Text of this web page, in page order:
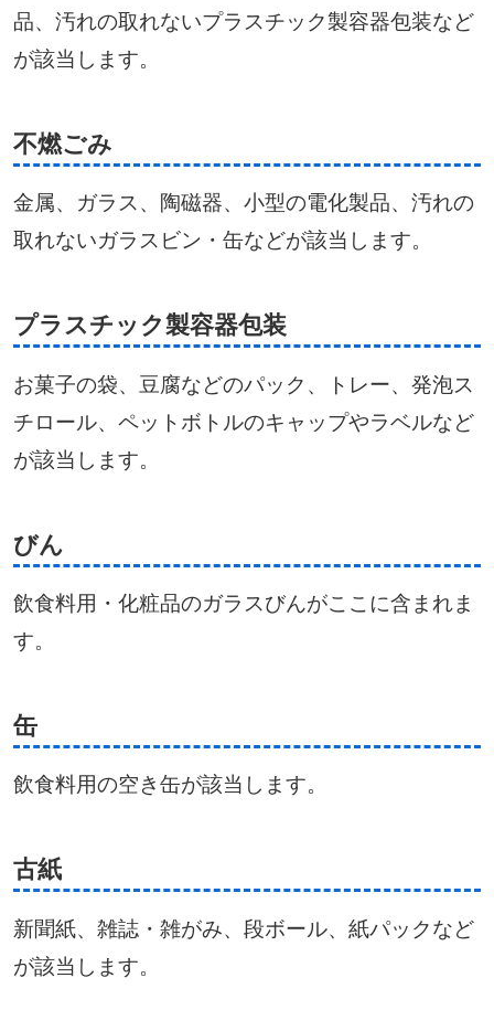
品、汚れの取れないプラスチック製容器包装など
が該当します。
不燃ごみ
金属、ガラス、陶磁器、小型の電化製品、汚れの
取れないガラスビン・缶などが該当します。
プラスチック製容器包装
お菓子の袋、豆腐などのパック、トレー、発泡ス
チロール、ペットボトルのキャップやラベルなど
が該当します。
びん
飲食料用・化粧品のガラスびんがここに含まれま
す。
缶
飲食料用の空き缶が該当します。
古紙
新聞紙、雑誌・雑がみ、段ボール、紙パックなど
が該当します。